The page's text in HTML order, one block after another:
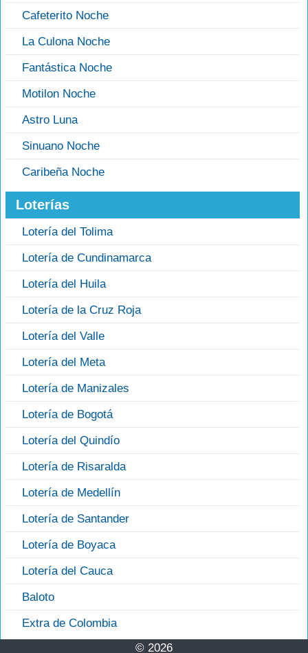
Cafeterito Noche
La Culona Noche
Fantástica Noche
Motilon Noche
Astro Luna
Sinuano Noche
Caribeña Noche
Loterías
Lotería del Tolima
Lotería de Cundinamarca
Lotería del Huila
Lotería de la Cruz Roja
Lotería del Valle
Lotería del Meta
Lotería de Manizales
Lotería de Bogotá
Lotería del Quindío
Lotería de Risaralda
Lotería de Medellín
Lotería de Santander
Lotería de Boyaca
Lotería del Cauca
Baloto
Extra de Colombia
© 2026